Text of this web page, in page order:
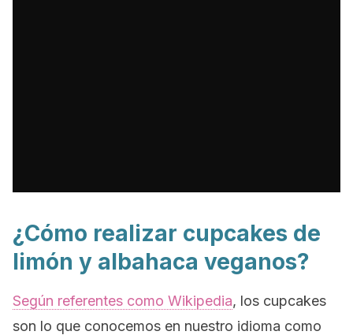
¿Cómo realizar cupcakes de
limón y albahaca veganos?
Según referentes como Wikipedia, los cupcakes
son lo que conocemos en nuestro idioma como